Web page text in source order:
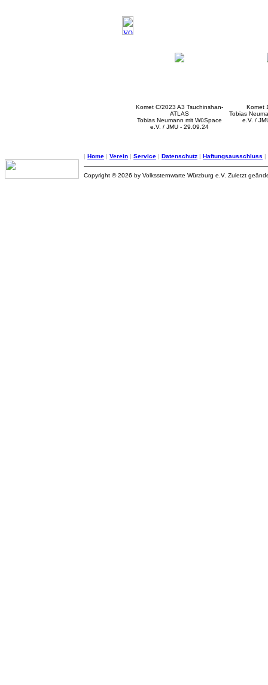
Komet C/2023 A3 Tsuchinshan-
ATLAS
Tobias Neumann mit WüSpace
e.V. / JMU - 29.09.24
Komet
Tobias
e.V. /
| Home | Verein | Service | Datenschutz | Haftungsausschluss |
Copyright © 2026 by Volkssternwarte Würzburg e.V. Zuletzt